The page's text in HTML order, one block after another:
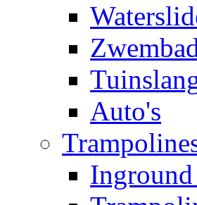
Auto's